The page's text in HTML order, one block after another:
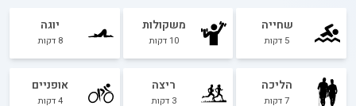
שחייה
5 דקות
משקולות
10 דקות
יוגה
8 דקות
הליכה
7דקות
ריצה
3 דקות
אופניים
4דקות